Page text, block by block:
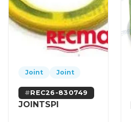
Joint Joint
REC26-830749
JOINTSPI